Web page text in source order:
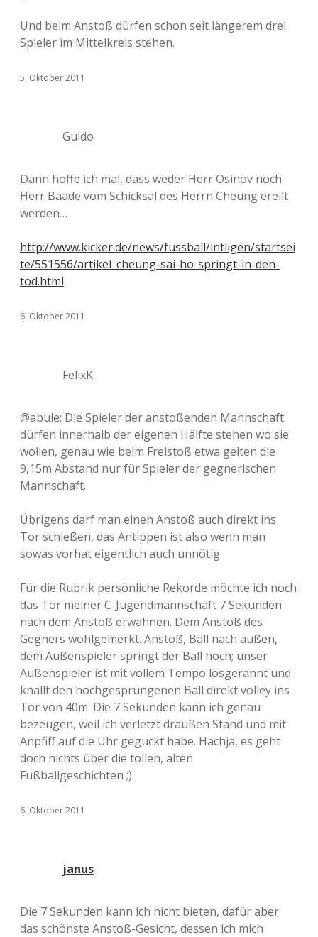
Und beim Anstoß dürfen schon seit längerem drei
Spieler im Mittelkreis stehen.
5. Oktober 2011
Guido
Dann hoffe ich mal, dass weder Herr Osinov noch
Herr Baade vom Schicksal des Herrn Cheung ereilt
werden…
http://www.kicker.de/news/fussball/intligen/startsei
te/551556/artikel_cheung-sai-ho-springt-in-den-
tod.html
6. Oktober 2011
FelixK
@abule: Die Spieler der anstoßenden Mannschaft
dürfen innerhalb der eigenen Hälfte stehen wo sie
wollen, genau wie beim Freistoß etwa gelten die
9,15m Abstand nur für Spieler der gegnerischen
Mannschaft.
Übrigens darf man einen Anstoß auch direkt ins
Tor schießen, das Antippen ist also wenn man
sowas vorhat eigentlich auch unnötig.
Für die Rubrik persönliche Rekorde möchte ich noch
das Tor meiner C-Jugendmannschaft 7 Sekunden
nach dem Anstoß erwähnen. Dem Anstoß des
Gegners wohlgemerkt. Anstoß, Ball nach außen,
dem Außenspieler springt der Ball hoch; unser
Außenspieler ist mit vollem Tempo losgerannt und
knallt den hochgesprungenen Ball direkt volley ins
Tor von 40m. Die 7 Sekunden kann ich genau
bezeugen, weil ich verletzt draußen Stand und mit
Anpfiff auf die Uhr geguckt habe. Hachja, es geht
doch nichts über die tollen, alten
Fußballgeschichten ;).
6. Oktober 2011
janus
Die 7 Sekunden kann ich nicht bieten, dafür aber
das schönste Anstoß-Gesicht, dessen ich mich